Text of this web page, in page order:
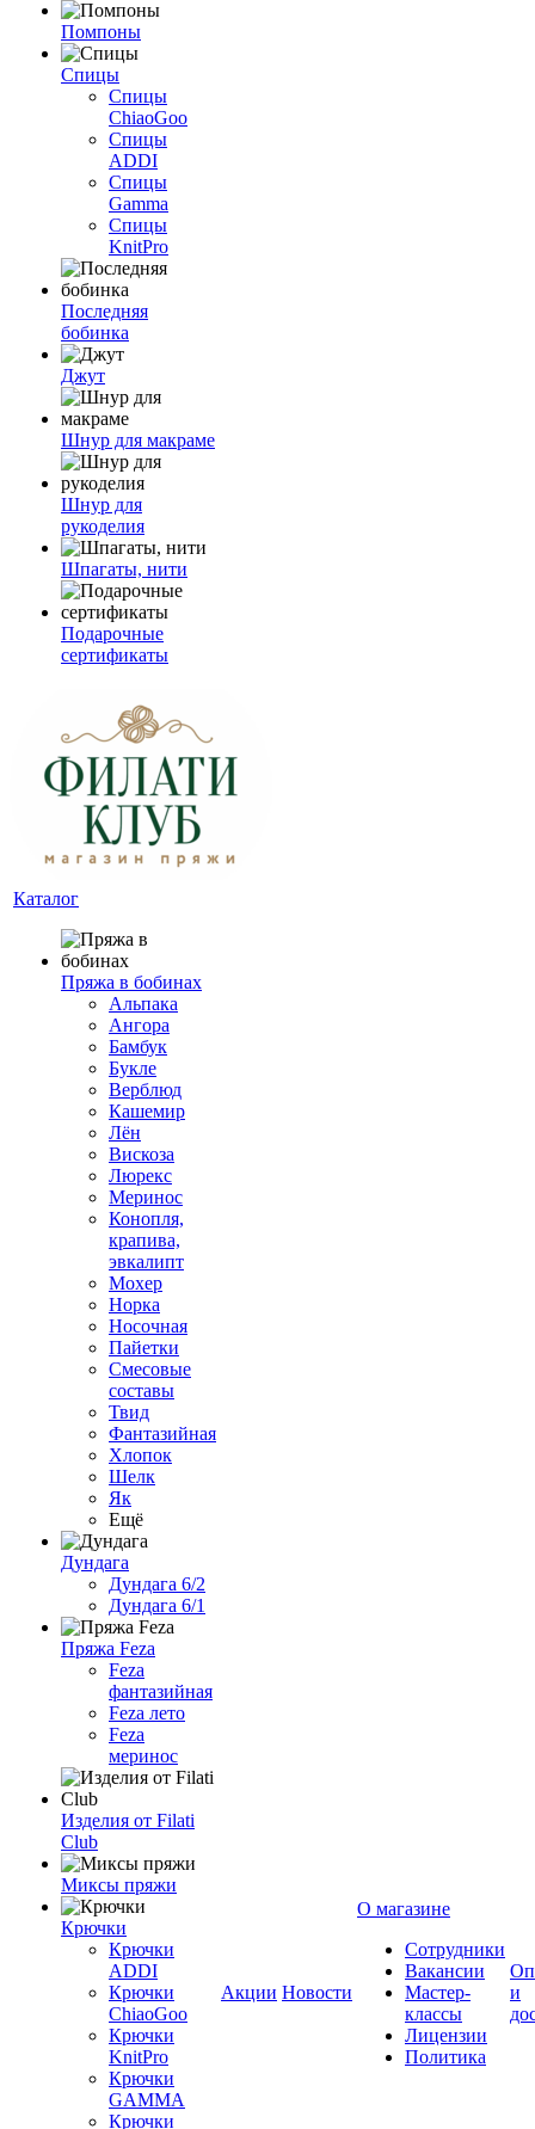
Помпоны
Спицы
Спицы
ChiaoGoo
Спицы
ADDI
Спицы
Gamma
Спицы
KnitPro
Последняя
бобинка
Джут
Шнур для макраме
Шнур для
рукоделия
Шпагаты, нити
Подарочные
сертификаты
Каталог
Пряжа в бобинах
Альпака
Ангора
Бамбук
Букле
Верблюд
Кашемир
Лён
Вискоза
Люрекс
Меринос
Конопля,
крапива,
эвкалипт
Мохер
Норка
Носочная
Пайетки
Смесовые
составы
Твид
Фантазийная
Хлопок
Шелк
Як
Ещё
Дундага
Дундага 6/2
Дундага 6/1
Пряжа Feza
Feza
фантазийная
Feza лето
Feza
меринос
Изделия от Filati
Club
Миксы пряжи
Крючки
Крючки
ADDI
Крючки
ChiaoGoo
Крючки
KnitPro
Крючки
GAMMA
Крючки
Акции Новости
О магазине
Сотрудники
Вакансии
Мастер-
классы
Лицензии
Политика
и